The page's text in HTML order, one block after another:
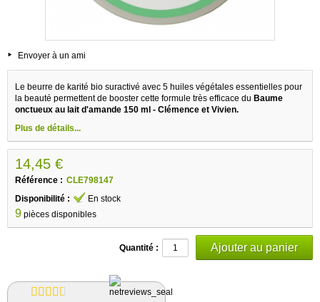
Envoyer à un ami
Le beurre de karité bio suractivé avec 5 huiles végétales essentielles pour
la beauté permettent de booster cette formule très efficace du Baume
onctueux au lait d'amande 150 ml - Clémence et Vivien.
Plus de détails...
14,45 €
Référence : CLE798147
Disponibilité :
En stock
9 pièces disponibles
Quantité :